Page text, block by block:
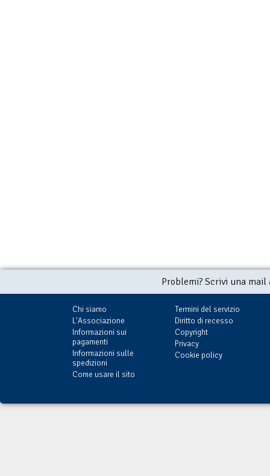
Problemi? Scrivi una
Chi siamo
L'Associazione
Informazioni sui
pagamenti
Informazioni sulle
spedizioni
Come usare il sito
Termini del servizio
Diritto di recesso
Copyright
Privacy
Cookie policy